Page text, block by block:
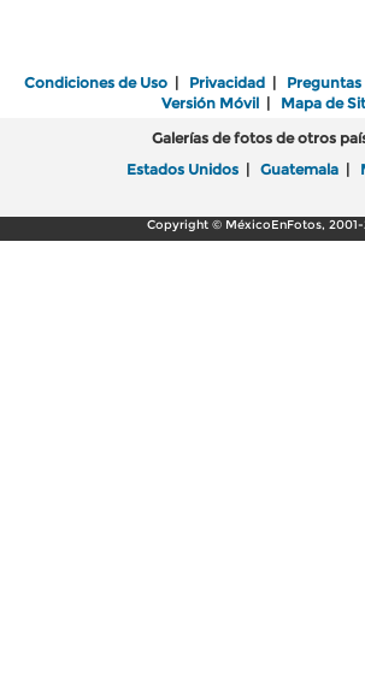
Condiciones de Uso | Privacidad |
Versión Móvil| Mapa de
Galerías de fotos de otros
Estados Unidos | Guatemala |
Copyright © MéxicoEnFotos, 2001-